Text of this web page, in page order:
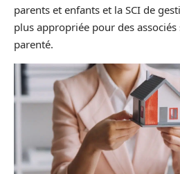
parents et enfants et la SCI de
plus appropriée pour des
parenté.